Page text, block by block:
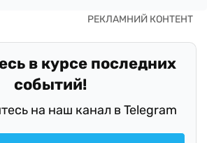
в курсе последних
событий!
на наш канал в Telegram